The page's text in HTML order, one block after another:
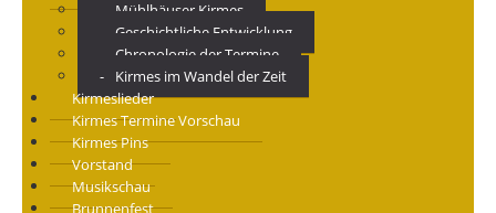
Mühlhäuser Kirmes
Geschichtliche Entwicklung
Chronologie der Termine
Kirmes im Wandel der Zeit
Kirmeslieder
Kirmes Termine Vorschau
Kirmes Pins
Vorstand
Musikschau
Brunnenfest